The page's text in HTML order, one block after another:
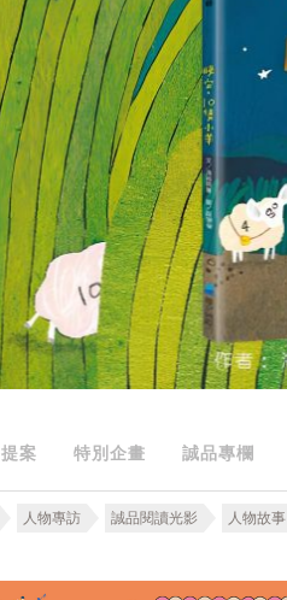
提案 特別企畫 誠品專欄
人物專訪 誠品閱讀光影 人物故事